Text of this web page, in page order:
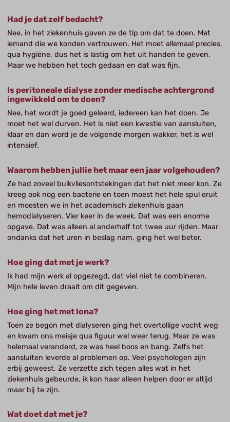
Had je dat zelf bedacht?
Nee, in het ziekenhuis gaven ze de tip om dat te doen. Met
iemand die we konden vertrouwen. Het moet allemaal precies,
qua hygiëne, dus het is lastig om het uit handen te geven.
Maar we hebben het toch gedaan en dat was fijn.
Is peritoneale dialyse zonder medische achtergrond
ingewikkeld om te doen?
Nee, het wordt je goed geleerd, iedereen kan het doen. Je
moet het wel durven. Het is niet een kwestie van aansluiten,
klaar en dan word je de volgende morgen wakker, het is wel
intensief.
Waarom hebben jullie het maar een jaar volgehouden?
Ze had zoveel buikvliesontstekingen dat het niet meer kon. Ze
kreeg ook nog een bacterie en toen moest het hele spul eruit
en moesten we in het academisch ziekenhuis gaan
hemodialyseren. Vier keer in de week. Dat was een enorme
opgave. Dat was alleen al anderhalf tot twee uur rijden. Maar
ondanks dat het uren in beslag nam, ging het wel beter.
Hoe ging dat met je werk?
Ik had mijn werk al opgezegd, dat viel niet te combineren.
Mijn hele leven draait om dit gegeven.
Hoe ging het met Iona?
Toen ze begon met dialyseren ging het overtollige vocht weg
en kwam ons meisje qua figuur wel weer terug. Maar ze was
helemaal veranderd, ze was heel boos en bang. Zelfs het
aansluiten leverde al problemen op. Veel psychologen zijn
erbij geweest. Ze verzette zich tegen alles wat in het
ziekenhuis gebeurde, ik kon haar alleen helpen door er altijd
maar bij te zijn.
Wat doet dat met je?